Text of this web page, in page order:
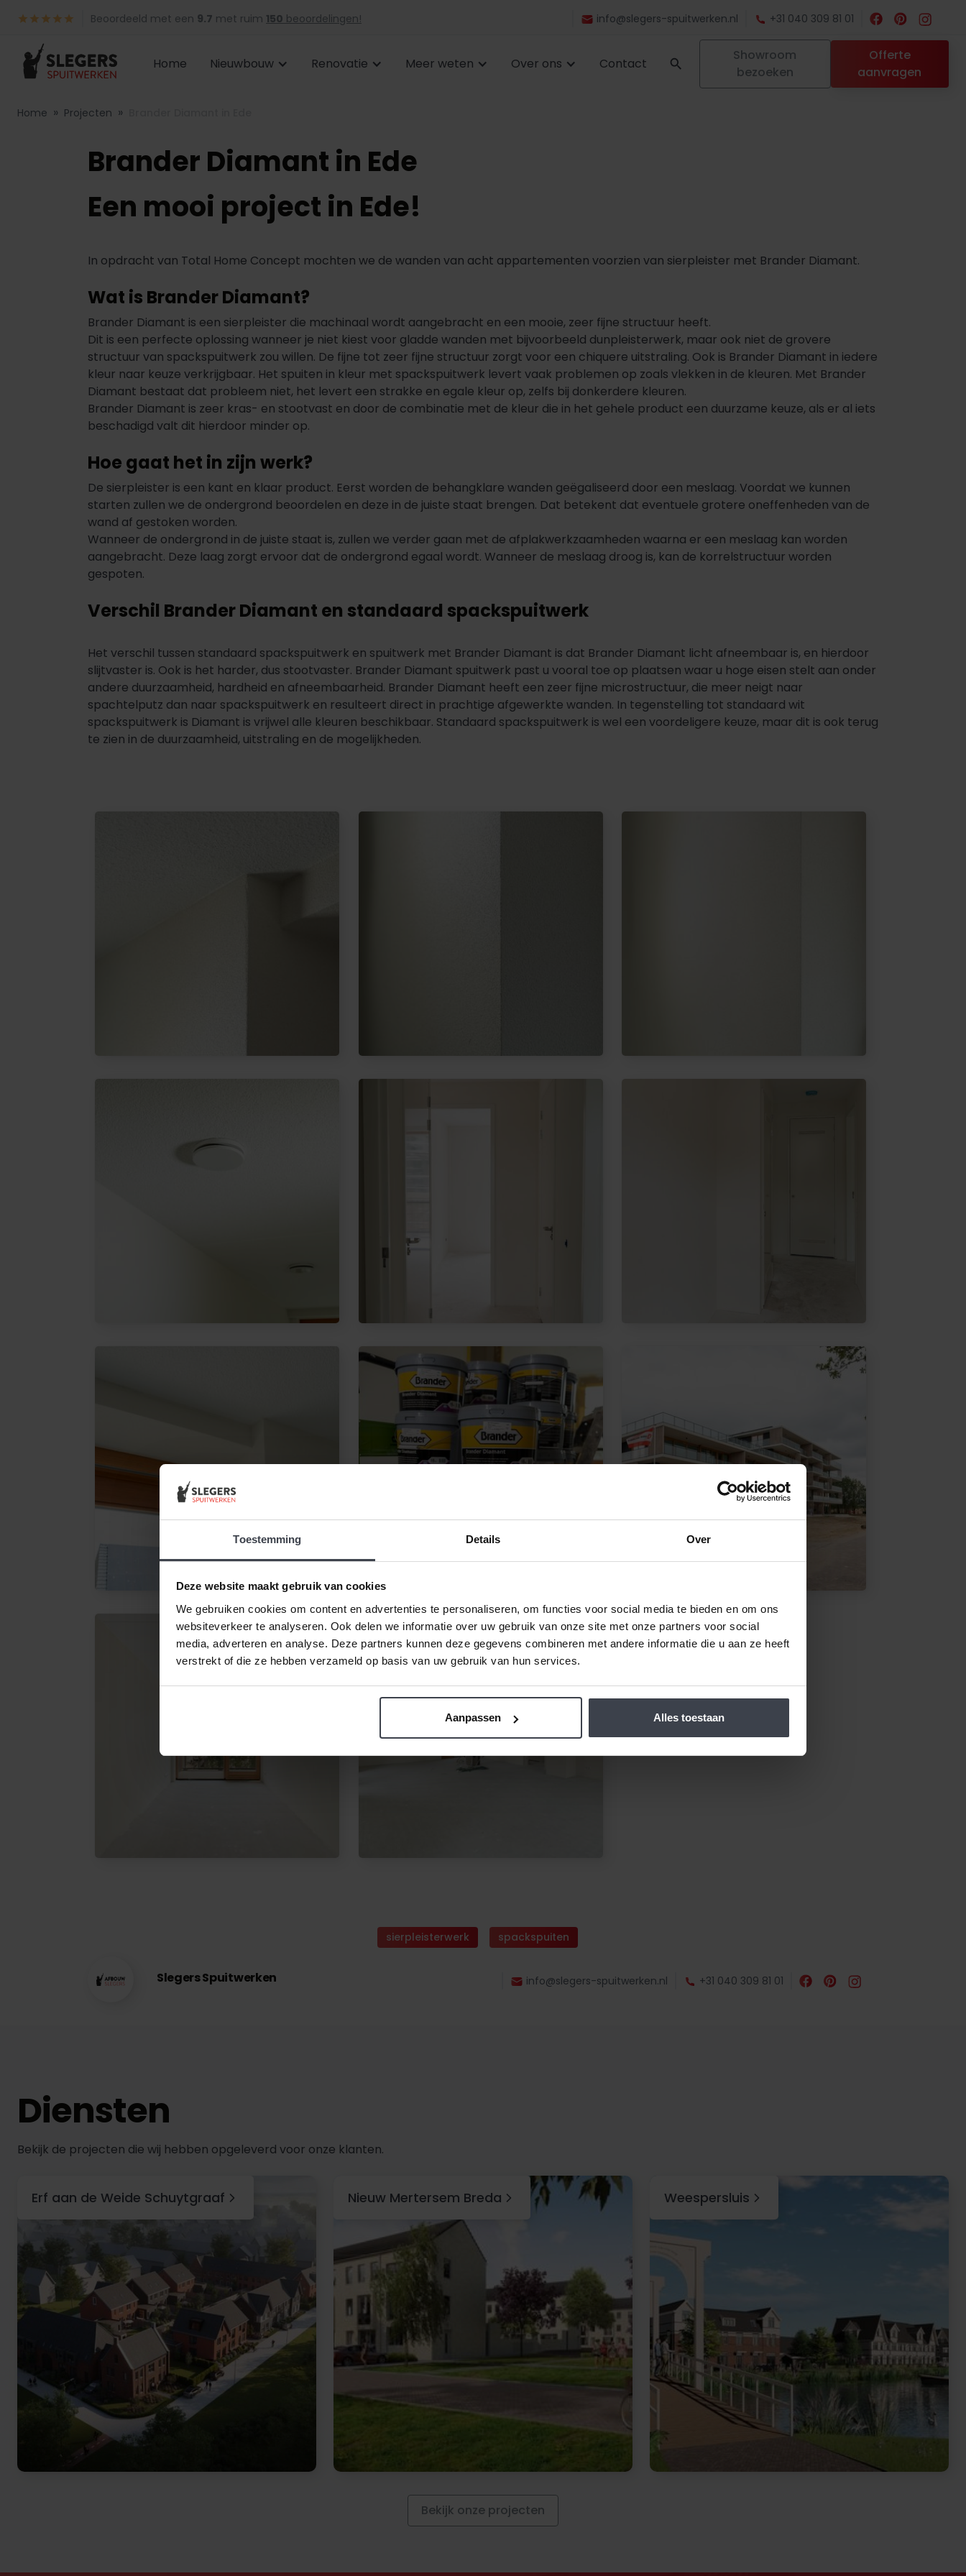
Toestemming Details Over
Deze website maakt gebruik van cookies
We gebruiken cookies om content en advertenties te personaliseren, om functies voor social media te bieden en om ons
websiteverkeer te analyseren. Ook delen we informatie over uw gebruik van onze site met onze partners voor social
media, adverteren en analyse. Deze partners kunnen deze gegevens combineren met andere informatie die u aan ze heeft
verstrekt of die ze hebben verzameld op basis van uw gebruik van hun services.
Aanpassen Alles toestaan
Beoordeeld met een 9.7 met ruim 150 beoordelingen! info@slegers-spuitwerken.nl +31 040 309 81 01
Home Nieuwbouw Renovatie Meer weten Over ons Contact
Showroom
bezoeken
Offerte
aanvragen
Home » Projecten »
Brander Diamant in Ede
Een mooi project in Ede!
In opdracht van Total Home Concept mochten we de wanden van acht appartementen voorzien van sierpleister met Brander Diamant.
Wat is Brander Diamant?
Brander Diamant is een sierpleister die machinaal wordt aangebracht en een mooie, zeer fijne structuur heeft.
Dit is een perfecte oplossing wanneer je niet kiest voor gladde wanden met bijvoorbeeld dunpleisterwerk, maar ook niet de grovere
structuur van spackspuitwerk zou willen. De fijne tot zeer fijne structuur zorgt voor een chiquere uitstraling. Ook is Brander Diamant in iedere
kleur naar keuze verkrijgbaar. Het spuiten in kleur met spackspuitwerk levert vaak problemen op zoals vlekken in de kleuren. Met Brander
Diamant bestaat dat probleem niet, het levert een strakke en egale kleur op, zelfs bij donkerdere kleuren.
Brander Diamant is zeer kras- en stootvast en door de combinatie met de kleur die in het gehele product een duurzame keuze, als er al iets
beschadigd valt dit hierdoor minder op.
Hoe gaat het in zijn werk?
De sierpleister is een kant en klaar product. Eerst worden de behangklare wanden geëgaliseerd door een meslaag. Voordat we kunnen
starten zullen we de ondergrond beoordelen en deze in de juiste staat brengen. Dat betekent dat eventuele grotere oneffenheden van de
wand af gestoken worden.
Wanneer de ondergrond in de juiste staat is, zullen we verder gaan met de afplakwerkzaamheden waarna er een meslaag kan worden
aangebracht. Deze laag zorgt ervoor dat de ondergrond egaal wordt. Wanneer de meslaag droog is, kan de korrelstructuur worden
gespoten.
Verschil Brander Diamant en standaard spackspuitwerk
Het verschil tussen standaard spackspuitwerk en spuitwerk met Brander Diamant is dat Brander Diamant licht afneembaar is, en hierdoor
slijtvaster is. Ook is het harder, dus stootvaster. Brander Diamant spuitwerk past u vooral toe op plaatsen waar u hoge eisen stelt aan onder
andere duurzaamheid, hardheid en afneembaarheid. Brander Diamant heeft een zeer fijne microstructuur, die meer neigt naar
spachtelputz dan naar spackspuitwerk en resulteert direct in prachtige afgewerkte wanden. In tegenstelling tot standaard wit
spackspuitwerk is Diamant is vrijwel alle kleuren beschikbaar. Standaard spackspuitwerk is wel een voordeligere keuze, maar dit is ook terug
te zien in de duurzaamheid, uitstraling en de mogelijkheden.
sierpleisterwerk spackspuiten
Slegers Spuitwerken info@slegers-spuitwerken.nl +31 040 309 81 01
Diensten
Bekijk de projecten die wij hebben opgeleverd voor onze klanten.
Erf aan de Weide Schuytgraaf Nieuw Mertersem Breda Weespersluis
Bekijk onze projecten